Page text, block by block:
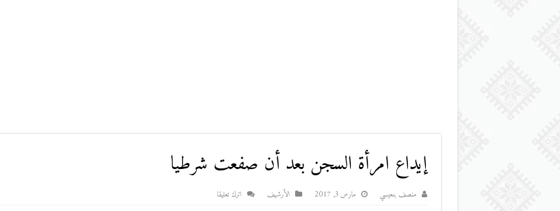
إيداع امرأة السجن بعد أن صفعت شرطيا
منصف بنعيسي مارس 3, 2017 اﻷرشيف اترك تعليقا